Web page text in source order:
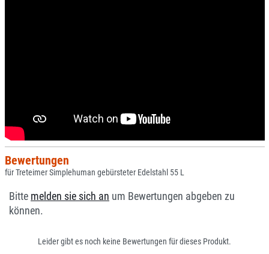
Bewertungen
für Treteimer Simplehuman gebürsteter Edelstahl 55 L
Bitte melden sie sich an um Bewertungen abgeben zu
können.
Leider gibt es noch keine Bewertungen für dieses Produkt.